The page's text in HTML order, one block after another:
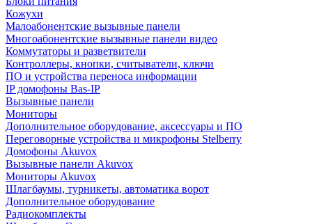
Кожухи
Малоабонентские вызывные панели
Многоабонентские вызывные панели видео
Коммутаторы и разветвители
Контроллеры, кнопки, считыватели, ключи
ПО и устройства переноса информации
IP домофоны Bas-IP
Вызывные панели
Мониторы
Дополнительное оборудование, аксессуары и ПО
Переговорные устройства и микрофоны Stelberry
Домофоны Akuvox
Вызывные панели Akuvox
Мониторы Akuvox
Шлагбаумы, турникеты, автоматика ворот
Дополнительное оборудование
Радиокомплекты